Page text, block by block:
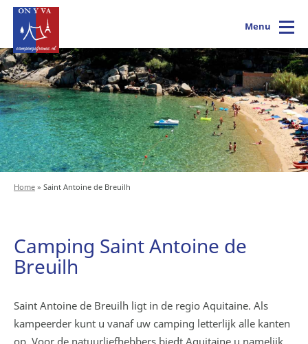
Menu
Home » Saint Antoine de Breuilh
Camping Saint Antoine de
Breuilh
Saint Antoine de Breuilh ligt in de regio Aquitaine. Als
kampeerder kunt u vanaf uw camping letterlijk alle kanten
op. Voor de natuurliefhebbers biedt Aquitaine u namelijk